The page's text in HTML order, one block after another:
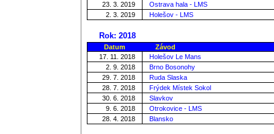
23. 3. 2019
Ostrava hala - LMS
2. 3. 2019
Holešov - LMS
Rok: 2018
Datum
Závod
17. 11. 2018
Holešov Le Mans
2. 9. 2018
Brno Bosonohy
29. 7. 2018
Ruda Slaska
28. 7. 2018
Frýdek Místek Sokol
30. 6. 2018
Slavkov
9. 6. 2018
Otrokovice - LMS
28. 4. 2018
Blansko